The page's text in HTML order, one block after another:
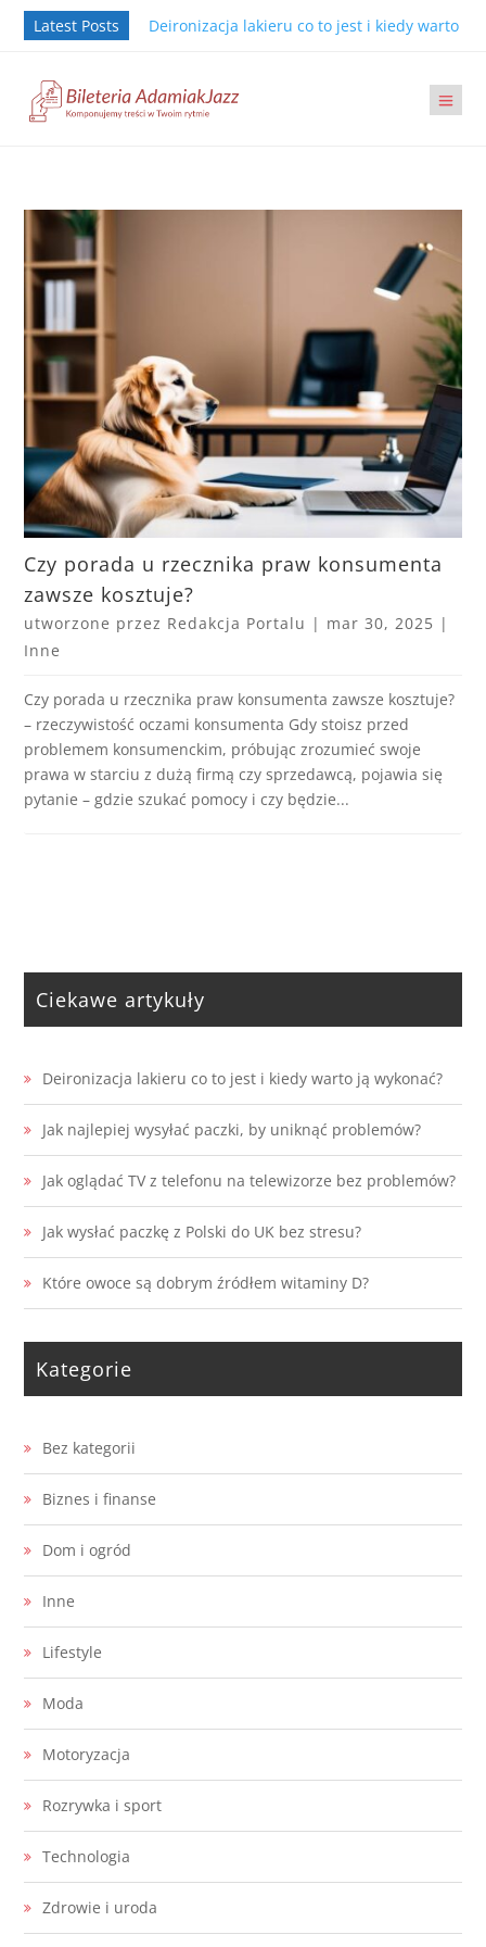
Latest Posts Deironizacja lakieru co to jest i kiedy warto ją
Czy porada u rzecznika praw konsumenta
zawsze kosztuje?
utworzone przez Redakcja Portalu | mar 30, 2025 |
Inne
Czy porada u rzecznika praw konsumenta zawsze kosztuje?
– rzeczywistość oczami konsumenta Gdy stoisz przed
problemem konsumenckim, próbując zrozumieć swoje
prawa w starciu z dużą firmą czy sprzedawcą, pojawia się
pytanie – gdzie szukać pomocy i czy będzie...
Ciekawe artykuły
Deironizacja lakieru co to jest i kiedy warto ją wykonać?
Jak najlepiej wysyłać paczki, by uniknąć problemów?
Jak oglądać TV z telefonu na telewizorze bez problemów?
Jak wysłać paczkę z Polski do UK bez stresu?
Które owoce są dobrym źródłem witaminy D?
Kategorie
Bez kategorii
Biznes i finanse
Dom i ogród
Inne
Lifestyle
Moda
Motoryzacja
Rozrywka i sport
Technologia
Zdrowie i uroda